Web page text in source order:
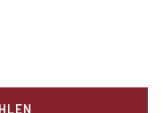
Warlords